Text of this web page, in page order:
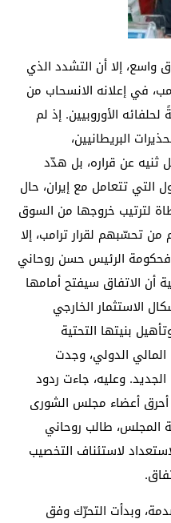
إلا أن التشدد الذي
في إعلانه الانسحاب من
الأوروبيين. إذ لم
البريطانيين،
ثنيه عن قراره، بل هدّد
تتعامل مع إيران، حال
لترتيب خروجها من السوق
من تحسّبهم لقرار ترامب، إلا
الرئيس حسن روحاني
أن الاتفاق سيفتح أمامها
الاستثمار الخارجي
بنيتها التحتية
الدولي، وجدت
وعليه، جاءت ردود
أحرق أعضاء مجلس الشورى
المجلس، طالب روحاني
لاستئناف التخصيب
وبدأت التحرّك وفق